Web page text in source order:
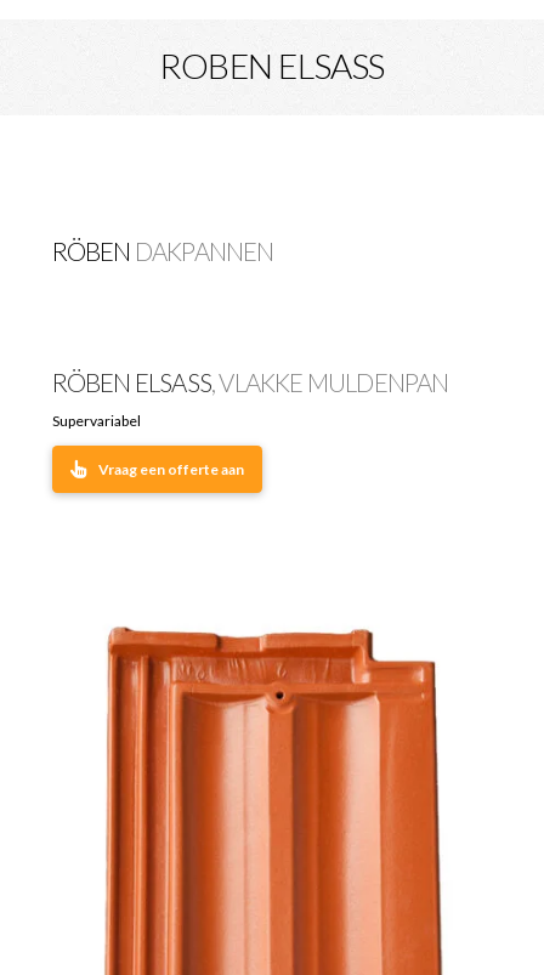
ROBEN ELSASS
RÖBEN DAKPANNEN
RÖBEN ELSASS, VLAKKE MULDENPAN
Supervariabel
Vraag een offerte aan